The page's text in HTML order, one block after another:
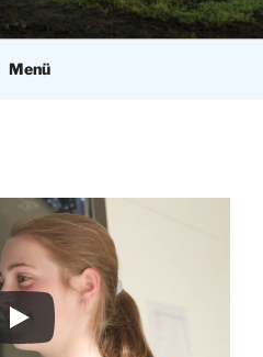
Menü